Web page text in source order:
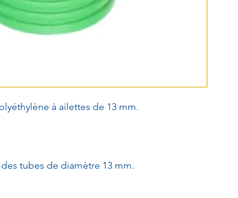
à ailettes de 13 mm.
tubes de diamètre 13 mm.